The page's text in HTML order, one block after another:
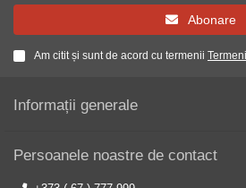
Abonare
Am citit și sunt de acord cu termenii
Informații generale
Persoanele noastre de contact